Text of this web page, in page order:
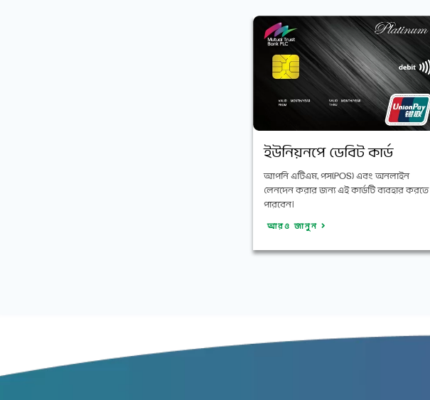
ইউনিয়নপে ডেবিট কার্ড
আপনি এটিএম, পস(POS) এবং অনলাইন
লেনদেন করার জন্য এই কার্ডটি ব্যবহার করতে
পারবেন।
আরও জানুন